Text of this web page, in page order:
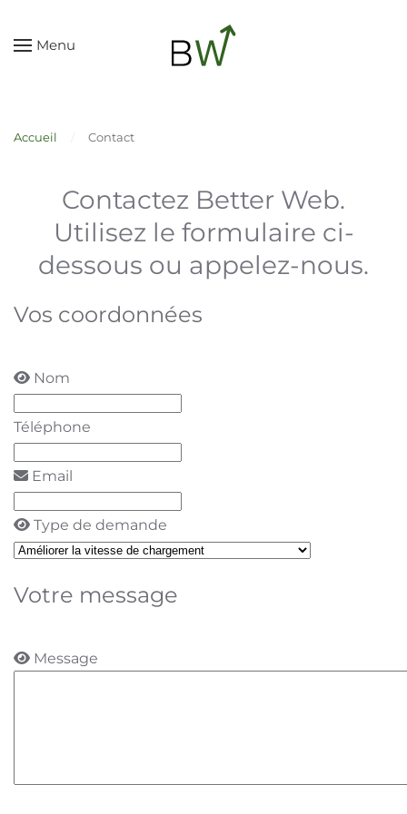
Skip to main content
Menu
Accueil Contact
Contactez Better Web.
Utilisez le formulaire ci-
dessous ou appelez-nous.
Vos coordonnées
Nom
Téléphone
Email
Type de demande
Votre message
Message